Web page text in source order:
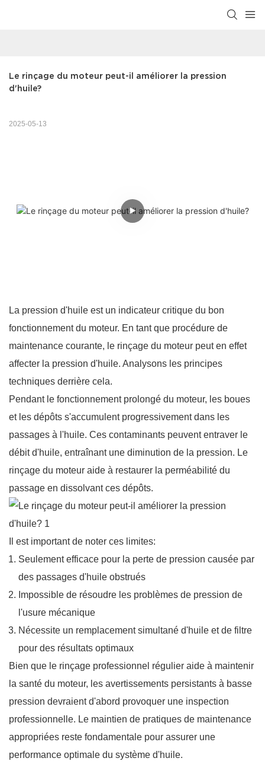
Le rinçage du moteur peut-il améliorer la pression
d'huile?
2025-05-13
La pression d'huile est un indicateur critique du bon
fonctionnement du moteur. En tant que procédure de
maintenance courante, le rinçage du moteur peut en effet
affecter la pression d'huile. Analysons les principes
techniques derrière cela.
Pendant le fonctionnement prolongé du moteur, les boues
et les dépôts s'accumulent progressivement dans les
passages à l'huile. Ces contaminants peuvent entraver le
débit d'huile, entraînant une diminution de la pression. Le
rinçage du moteur aide à restaurer la perméabilité du
passage en dissolvant ces dépôts.
Il est important de noter ces limites:
Seulement efficace pour la perte de pression causée par
des passages d'huile obstrués
Impossible de résoudre les problèmes de pression de
l'usure mécanique
Nécessite un remplacement simultané d'huile et de filtre
pour des résultats optimaux
Bien que le rinçage professionnel régulier aide à maintenir
la santé du moteur, les avertissements persistants à basse
pression devraient d'abord provoquer une inspection
professionnelle. Le maintien de pratiques de maintenance
appropriées reste fondamentale pour assurer une
performance optimale du système d'huile.